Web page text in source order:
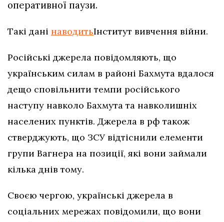
оперативної паузи.
Такі дані наводитьІнститут вивчення війни.
Російські джерела повідомляють, що
українським силам в районі Бахмута вдалося
дещо сповільнити темпи російського
наступу навколо Бахмута та навколишніх
населених пунктів. Джерела в рф також
стверджують, що ЗСУ відтіснили елементи
групи Вагнера на позиції, які вони займали
кілька днів тому.
Своєю чергою, українські джерела в
соціальних мережах повідомили, що вони